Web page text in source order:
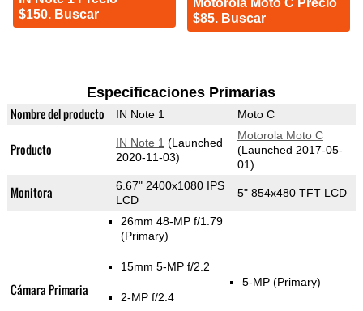
$150. Buscar
Motorola Moto C Precio
$85. Buscar
Especificaciones Primarias
Nombre del producto IN Note 1 Moto C
Producto IN Note 1 (Launched
2020-11-03)
Motorola Moto C
(Launched 2017-05-
01)
Monitora
6.67" 2400x1080 IPS
LCD
5" 854x480 TFT LCD
Cámara Primaria
26mm 48-MP f/1.79
(Primary)
15mm 5-MP f/2.2
2-MP f/2.4
5-MP (Primary)